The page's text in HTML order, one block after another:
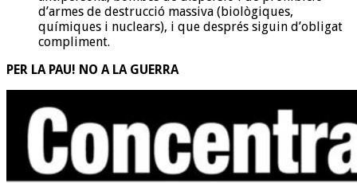
d’armes de destrucció massiva (biològiques,
químiques i nuclears), i que després siguin d’obligat
compliment.
PER LA PAU! NO A LA GUERRA